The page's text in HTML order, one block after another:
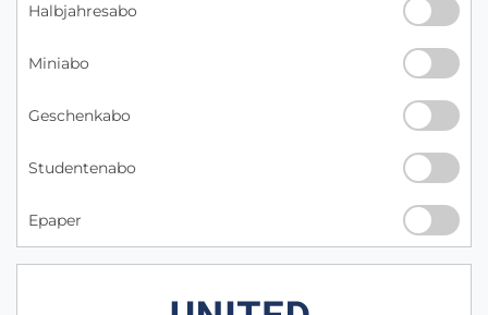
Halbjahresabo
Miniabo
Geschenkabo
Studentenabo
Epaper